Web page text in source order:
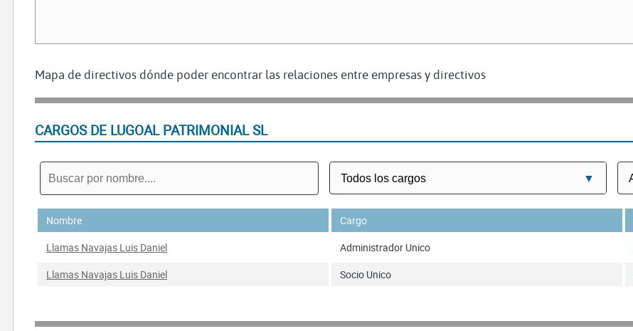
Mapa de directivos dónde poder encontrar las relaciones entre empresas y directivos
CARGOS DE LUGOAL PATRIMONIAL SL
Nombre Cargo
Llamas Navajas Luis Daniel
Administrador Unico
Llamas Navajas Luis Daniel
Socio Unico